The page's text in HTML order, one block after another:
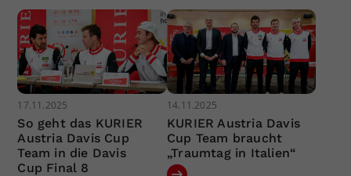
17.11.2025
So geht das KURIER
Austria Davis Cup
Team in die Davis
Cup Final 8
14.11.2025
KURIER Austria Davis
Cup Team braucht
„Traumtag in Italien“